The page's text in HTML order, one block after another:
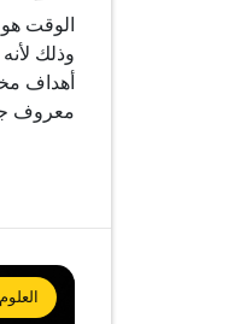
الوقت
وذلك
أهداف
معروف